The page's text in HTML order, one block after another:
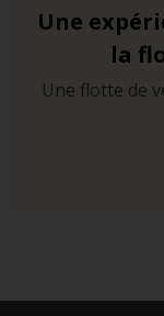
Une
la
Une flotte de